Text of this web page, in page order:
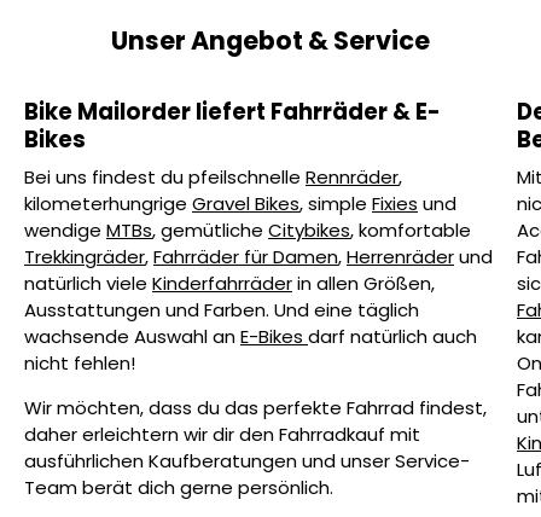
Unser Angebot & Service
Bike Mailorder liefert Fahrräder & E-
Bikes
Bei uns findest du pfeilschnelle Rennräder,
kilometerhungrige Gravel Bikes, simple Fixies und
wendige MTBs, gemütliche Citybikes, komfortable
Trekkingräder,Fahrräder für Damen,Herrenräderund
natürlich viele Kinderfahrräderin allen Größen,
Ausstattungen und Farben. Und eine täglich
wachsende Auswahl an E-Bikes darf natürlich auch
nicht fehlen!
Wir möchten, dass du das perfekte Fahrrad findest,
daher erleichtern wir dir den Fahrradkauf mit
ausführlichen Kaufberatungen und unser Service-
Team berät dich gerne persönlich.